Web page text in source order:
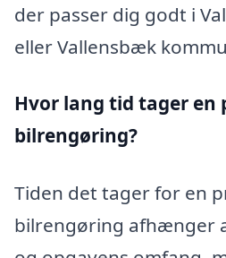
der passer dig godt i
eller Vallensbæk
Hvor lang tid tager en
bilrengøring?
Tiden det tager for en
bilrengøring afhænger